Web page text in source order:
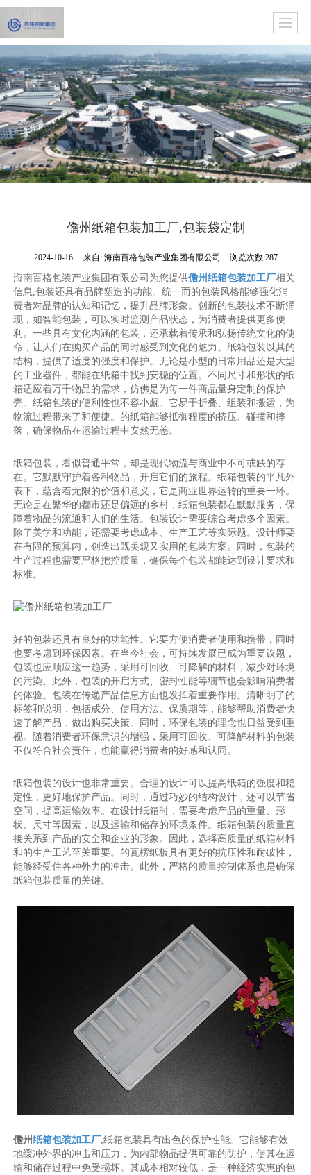
儋州纸箱包装加工厂,包装袋定制
2024-10-16 来自: 海南百格包装产业集团有限公司 浏览次数:287
海南百格包装产业集团有限公司为您提供儋州纸箱包装加工厂相关
信息,包装还具有品牌塑造的功能。统一而的包装风格能够强化消
费者对品牌的认知和记忆，提升品牌形象。创新的包装技术不断涌
现，如智能包装，可以实时监测产品状态，为消费者提供更多便
利。一些具有文化内涵的包装，还承载着传承和弘扬传统文化的使
命，让人们在购买产品的同时感受到文化的魅力。纸箱包装以其的
结构，提供了适度的强度和保护。无论是小型的日常用品还是大型
的工业器件，都能在纸箱中找到安稳的位置。不同尺寸和形状的纸
箱适应着万千物品的需求，仿佛是为每一件商品量身定制的保护
壳。纸箱包装的便利性也不容小觑。它易于折叠、组装和搬运，为
物流过程带来了和便捷。的纸箱能够抵御程度的挤压、碰撞和摔
落，确保物品在运输过程中安然无恙。
纸箱包装，看似普通平常，却是现代物流与商业中不可或缺的存
在。它默默守护着各种物品，开启它们的旅程。纸箱包装的平凡外
表下，蕴含着无限的价值和意义，它是商业世界运转的重要一环。
无论是在繁华的都市还是偏远的乡村，纸箱包装都在默默服务，保
障着物品的流通和人们的生活。包装设计需要综合考虑多个因素。
除了美学和功能，还需要考虑成本、生产工艺等实际题。设计师要
在有限的预算内，创造出既美观又实用的包装方案。同时，包装的
生产过程也需要严格把控质量，确保每个包装都能达到设计要求和
标准。
好的包装还具有良好的功能性。它要方便消费者使用和携带，同时
也要考虑到环保因素。在当今社会，可持续发展已成为重要议题，
包装也应顺应这一趋势，采用可回收、可降解的材料，减少对环境
的污染。此外，包装的开启方式、密封性能等细节也会影响消费者
的体验。包装在传递产品信息方面也发挥着重要作用。清晰明了的
标签和说明，包括成分、使用方法、保质期等，能够帮助消费者快
速了解产品，做出购买决策。同时，环保包装的理念也日益受到重
视。随着消费者环保意识的增强，采用可回收、可降解材料的包装
不仅符合社会责任，也能赢得消费者的好感和认同。
纸箱包装的设计也非常重要。合理的设计可以提高纸箱的强度和稳
定性，更好地保护产品。同时，通过巧妙的结构设计，还可以节省
空间，提高运输效率。在设计纸箱时，需要考虑产品的重量、形
状、尺寸等因素，以及运输和储存的环境条件。纸箱包装的质量直
接关系到产品的安全和企业的形象。因此，选择高质量的纸箱材料
和的生产工艺至关重要。的瓦楞纸板具有更好的抗压性和耐破性，
能够经受住各种外力的冲击。此外，严格的质量控制体系也是确保
纸箱包装质量的关键。
儋州纸箱包装加工厂 ,纸箱包装具有出色的保护性能。它能够有效
地缓冲外界的冲击和压力，为内部物品提供可靠的防护，使其在运
输和储存过程中免受损坏。其成本相对较低，是一种经济实惠的包